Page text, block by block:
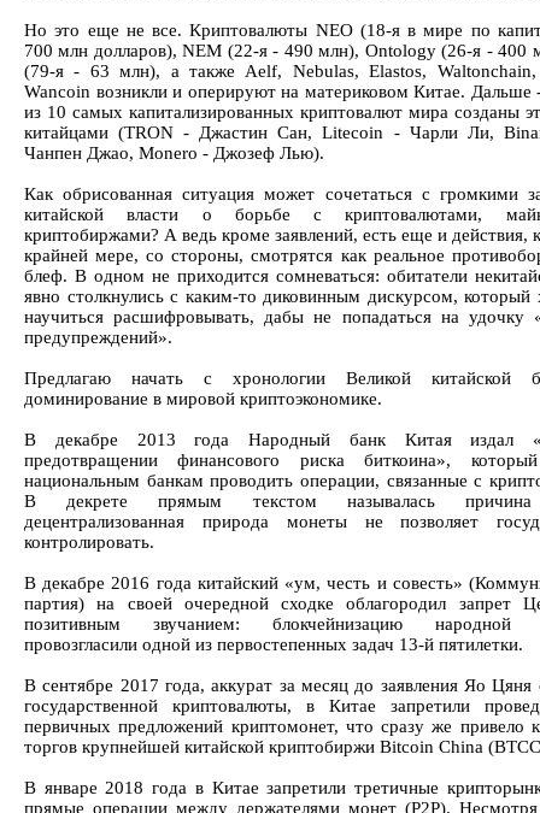
Но это еще не все. Криптовалюты NEO (18-я в мире по
700 млн долларов), NEM (22-я - 490 млн), Ontology (26-я - 400
(79-я - 63 млн), а также Aelf, Nebulas, Elastos,
Wancoin возникли и оперируют на материковом Китае. Дальше
из 10 самых капитализированных криптовалют мира созданы
китайцами (TRON - Джастин Сан, Litecoin - Чарли Ли,
Чанпен Джао, Monero - Джозеф Лью).
Как обрисованная ситуация может сочетаться с громкими
китайской власти о борьбе с криптовалютами,
криптобиржами? А ведь кроме заявлений, есть еще и действия,
крайней мере, со стороны, смотрятся как реальное
блеф. В одном не приходится сомневаться: обитатели
явно столкнулись с каким-то диковинным дискурсом,
научиться расшифровывать, дабы не попадаться на удочку
предупреждений».
Предлагаю начать с хронологии Великой китайской
доминирование в мировой криптоэкономике.
В декабре 2013 года Народный банк Китая издал
предотвращении финансового риска биткоина»,
национальным банкам проводить операции, связанные с
В декрете прямым текстом называлась причина
децентрализованная природа монеты не позволяет
контролировать.
В декабре 2016 года китайский «ум, честь и совесть»
партия) на своей очередной сходке облагородил запрет
позитивным звучанием: блокчейнизацию народной
провозгласили одной из первостепенных задач 13-й пятилетки.
В сентябре 2017 года, аккурат за месяц до заявления Яо Цяня
государственной криптовалюты, в Китае запретили
первичных предложений криптомонет, что сразу же привело
торгов крупнейшей китайской криптобиржи Bitcoin China
В январе 2018 года в Китае запретили третичные
прямые операции между держателями монет (P2P).